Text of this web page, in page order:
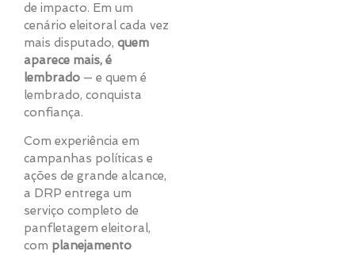
de impacto. Em um
cenário eleitoral cada vez
mais disputado, quem
aparece mais, é
lembrado — e quem é
lembrado, conquista
confiança.
Com experiência em
campanhas políticas e
ações de grande alcance,
a DRP entrega um
serviço completo de
panfletagem eleitoral,
com planejamento